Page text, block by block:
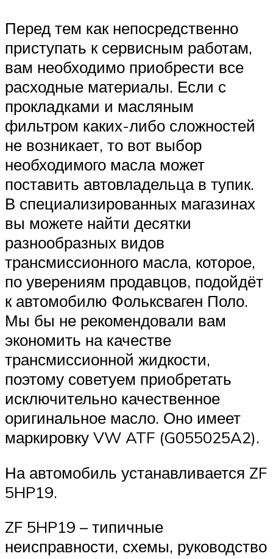
Перед тем как непосредственно
приступать к сервисным работам,
вам необходимо приобрести все
расходные материалы. Если с
прокладками и масляным
фильтром каких-либо сложностей
не возникает, то вот выбор
необходимого масла может
поставить автовладельца в тупик.
В специализированных магазинах
вы можете найти десятки
разнообразных видов
трансмиссионного масла, которое,
по уверениям продавцов, подойдёт
к автомобилю Фольксваген Поло.
Мы бы не рекомендовали вам
экономить на качестве
трансмиссионной жидкости,
поэтому советуем приобретать
исключительно качественное
оригинальное масло. Оно имеет
маркировку VW ATF (G055025A2).
На автомобиль устанавливается ZF
5HP19.
ZF 5HP19 – типичные
неисправности, схемы, руководство